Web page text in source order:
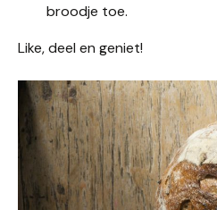
broodje toe.
Like, deel en geniet!